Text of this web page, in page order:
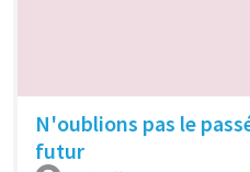
N'oublions pas le
futur